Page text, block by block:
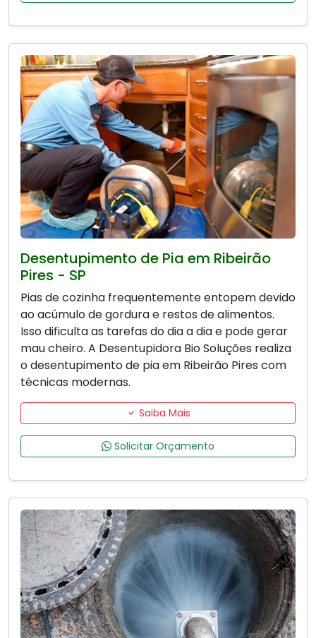
Desentupimento de Pia em Ribeirão
Pires - SP
Pias de cozinha frequentemente entopem devido
ao acúmulo de gordura e restos de alimentos.
Isso dificulta as tarefas do dia a dia e pode gerar
mau cheiro. A Desentupidora Bio Soluções realiza
o desentupimento de pia em Ribeirão Pires com
técnicas modernas.
Saiba Mais
Solicitar Orçamento